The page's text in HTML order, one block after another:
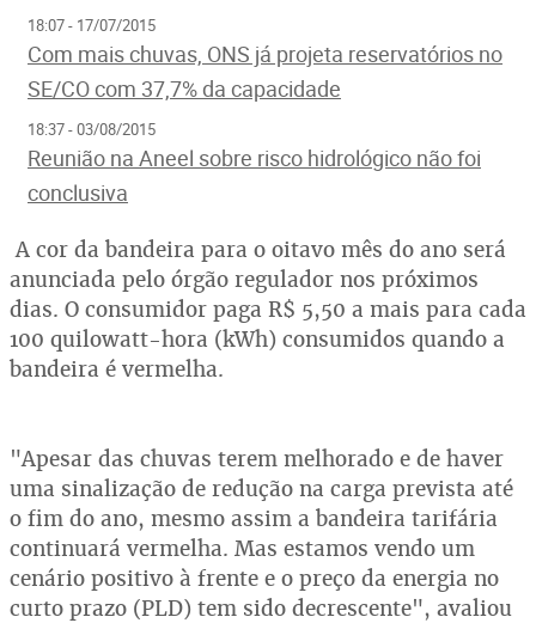
18:07 - 17/07/2015
Com mais chuvas, ONS já projeta reservatórios no
SE/CO com 37,7% da capacidade
18:37 - 03/08/2015
Reunião na Aneel sobre risco hidrológico não foi
conclusiva
A cor da bandeira para o oitavo mês do ano será
anunciada pelo órgão regulador nos próximos
dias. O consumidor paga R$ 5,50 a mais para cada
100 quilowatt-hora (kWh) consumidos quando a
bandeira é vermelha.
"Apesar das chuvas terem melhorado e de haver
uma sinalização de redução na carga prevista até
o fim do ano, mesmo assim a bandeira tarifária
continuará vermelha. Mas estamos vendo um
cenário positivo à frente e o preço da energia no
curto prazo (PLD) tem sido decrescente", avaliou